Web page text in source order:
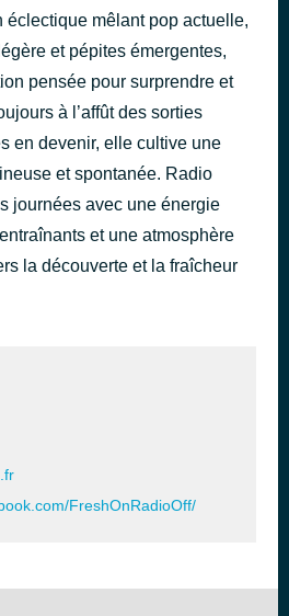
il y a 6 heures
éclectique mêlant pop actuelle,
et pépites émergentes,
pensée pour surprendre et
à l’affût des sorties
en devenir, elle cultive une
et spontanée. Radio
journées avec une énergie
et une atmosphère
la découverte et la fraîcheur
FreshOnRadioOff/